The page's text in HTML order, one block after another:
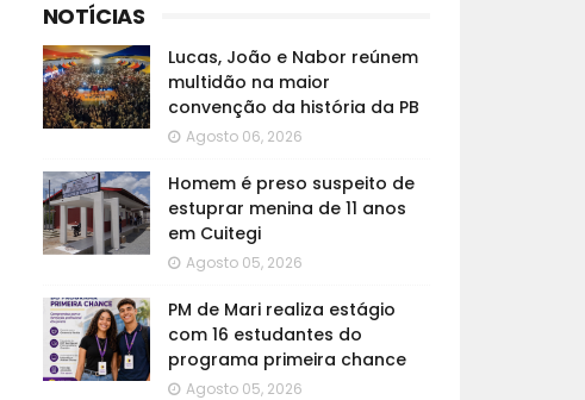
NOTÍCIAS
Lucas, João e Nabor reúnem
multidão na maior
convenção da história da PB
Agosto 06, 2026
Homem é preso suspeito de
estuprar menina de 11 anos
em Cuitegi
Agosto 05, 2026
PM de Mari realiza estágio
com 16 estudantes do
programa primeira chance
Agosto 05, 2026